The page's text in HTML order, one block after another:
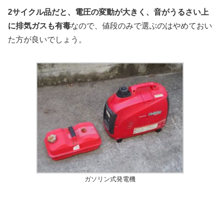
2サイクル品だと、電圧の変動が大きく、音がうるさい上
に排気ガスも有毒なので、値段のみで選ぶのはやめておい
た方が良いでしょう。
ガソリン式発電機